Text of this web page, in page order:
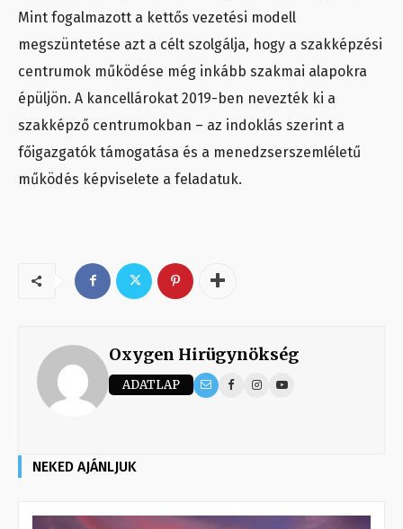
Mint fogalmazott a kettős vezetési modell
megszüntetése azt a célt szolgálja, hogy a szakképzési
centrumok működése még inkább szakmai alapokra
épüljön. A kancellárokat 2019-ben nevezték ki a
szakképző centrumokban – az indoklás szerint a
főigazgatók támogatása és a menedzserszemléletű
működés képviselete a feladatuk.
Oxygen Hirügynökség
ADATLAP
NEKED AJÁNLJUK